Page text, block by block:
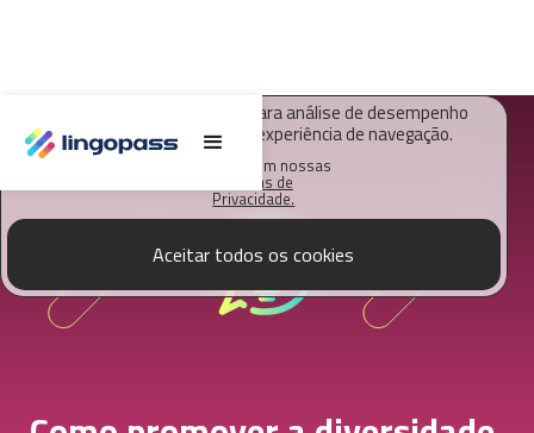
O Lingopass utiliza cookies para análise de desempenho
deste site e melhorar sua experiência de navegação.
Saiba mais em nossas
Políticas de
Privacidade.
Aceitar todos os cookies